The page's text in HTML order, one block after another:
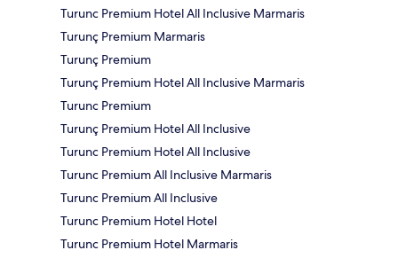
Turunc Premium Hotel All Inclusive Marmaris
Turunç Premium Marmaris
Turunç Premium
Turunç Premium Hotel All Inclusive Marmaris
Turunc Premium
Turunç Premium Hotel All Inclusive
Turunc Premium Hotel All Inclusive
Turunc Premium All Inclusive Marmaris
Turunc Premium All Inclusive
Turunc Premium Hotel Hotel
Turunc Premium Hotel Marmaris